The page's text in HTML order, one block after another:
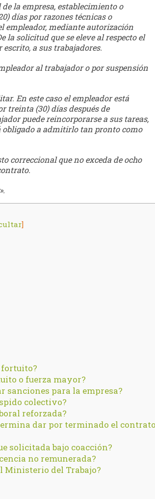
la empresa, establecimiento o
días por razones técnicas o
empleador, mediante autorización
la solicitud que se eleve al respecto el
a sus trabajadores.
al trabajador o por suspensión
En este caso el empleador está
treinta (30) días después de
puede reincorporarse a sus tareas,
obligado a admitirlo tan pronto como
correccional que no exceda de ocho
]
fortuito?
o fuerza mayor?
sanciones para la empresa?
colectivo?
reforzada?
dar por terminado el contrato
solicitada bajo coacción?
no remunerada?
Ministerio del Trabajo?